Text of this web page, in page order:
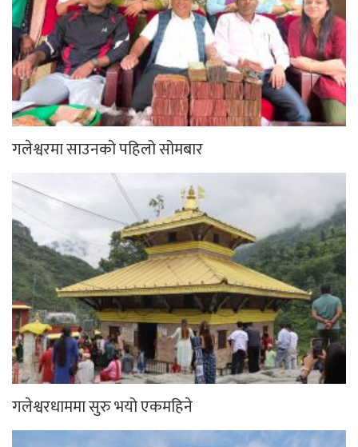
गलेश्वरमा साउनको पहिलो सोमबार
गलेश्वरधाममा सुरु भयो एकमहिने